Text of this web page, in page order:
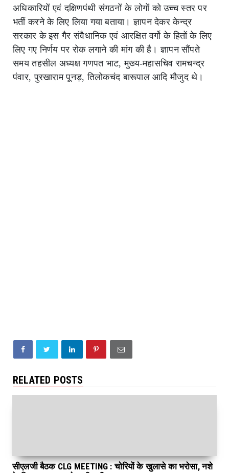
अधिकारियों एवं दक्षिणपंथी संगठनों के लोगों को उच्च स्तर पर
भर्ती करने के लिए लिया गया बताया। ज्ञापन देकर केन्द्र
सरकार के इस गैर संवैधानिक एवं आरक्षित वर्गो के हितों के लिए
लिए गए निर्णय पर रोक लगाने की मांग की है। ज्ञापन सौंपते
समय तहसील अध्यक्ष गणपत भाट, मुख्य-महासचिव रामचन्द्र
पंवार, पुरखाराम पूनड़, तिलोकचंद बारूपाल आदि मौजुद थे।
RELATED POSTS
सीएलजी बैठक CLG MEETING : चोरियों के खुलासे का भरोसा, नशे